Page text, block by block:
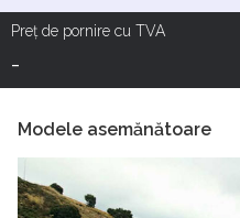
Preț de pornire cu TVA
-
Modele asemănătoare